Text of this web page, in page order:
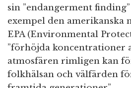
sin ”endangerment
exempel den amerikanska
EPA (Environmental
”förhöjda koncentrationer
atmosfären rimligen kan
folkhälsan och välfärden